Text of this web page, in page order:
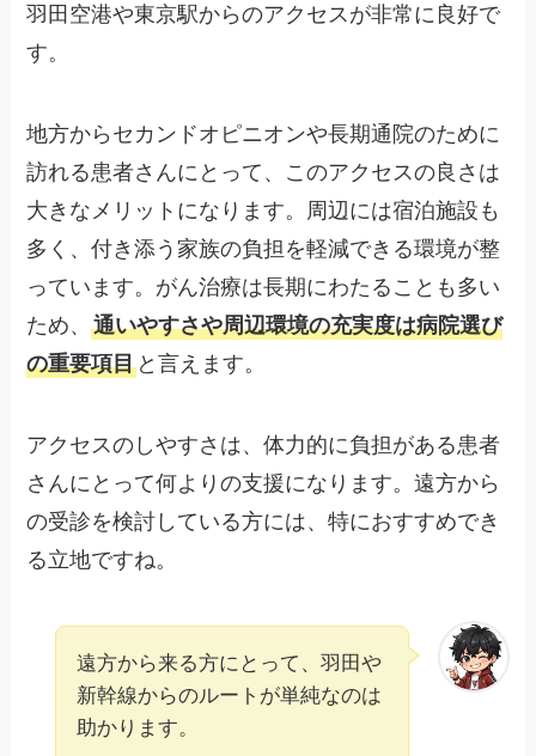
羽田空港や東京駅からのアクセスが非常に良好で
す。
地方からセカンドオピニオンや長期通院のために
訪れる患者さんにとって、このアクセスの良さは
大きなメリットになります。周辺には宿泊施設も
多く、付き添う家族の負担を軽減できる環境が整
っています。がん治療は長期にわたることも多い
ため、通いやすさや周辺環境の充実度は病院選び
の重要項目 と言えます。
アクセスのしやすさは、体力的に負担がある患者
さんにとって何よりの支援になります。遠方から
の受診を検討している方には、特におすすめでき
る立地ですね。
遠方から来る方にとって、羽田や
新幹線からのルートが単純なのは
助かります。